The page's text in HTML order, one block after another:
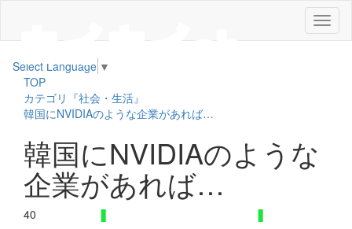
メ
ニ
Select Language ▼
TOP
カテゴリ『社会・生活』
韓国にNVIDIAのような企業があれば…
韓国にNVIDIAのような
企業があれば…
40